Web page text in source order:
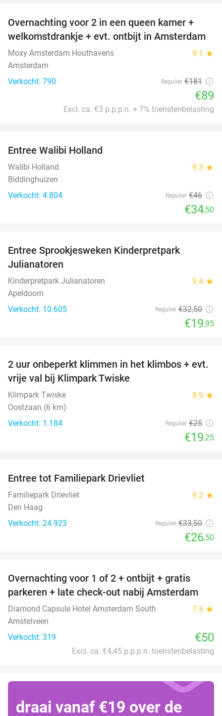
51%
Overnachting voor 2 in een queen kamer +
welkomstdrankje + evt. ontbijt in Amsterdam
Moxy Amsterdam Houthavens 9.1 star
Amsterdam
Verkocht: 790
Regulier €181
€89
Excl. ca. €3 p.p.p.n. + 7% toeristenbelasting
Entree Walibi Holland
Walibi Holland 9.3 star
Biddinghuizen
Verkocht: 4.804
Regulier €46
€34,50
Entree Sprookjesweken Kinderpretpark
Julianatoren
Kinderpretpark Julianatoren 9.4 star
Apeldoorn
Verkocht: 10.605
Regulier €32,50
€19,95
23%
2 uur onbeperkt klimmen in het klimbos + evt.
vrije val bij Klimpark Twiske
Klimpark Twiske 9.9 star
Oostzaan (6 km)
Verkocht: 1.184
Regulier €25
€19,25
Entree tot Familiepark Drievliet
Familiepark Drievliet 9.2 star
Den Haag
Verkocht: 24.923
Regulier €33,50
€26,50
Overnachting voor 1 of 2 + ontbijt + gratis
parkeren + late check-out nabij Amsterdam
Diamond Capsule Hotel Amsterdam South 7.5 star
Amstelveen
Verkocht: 319
€50
Excl. ca. €4,45 p.p.p.n. toeristenbelasting
draai vanaf €19 over de